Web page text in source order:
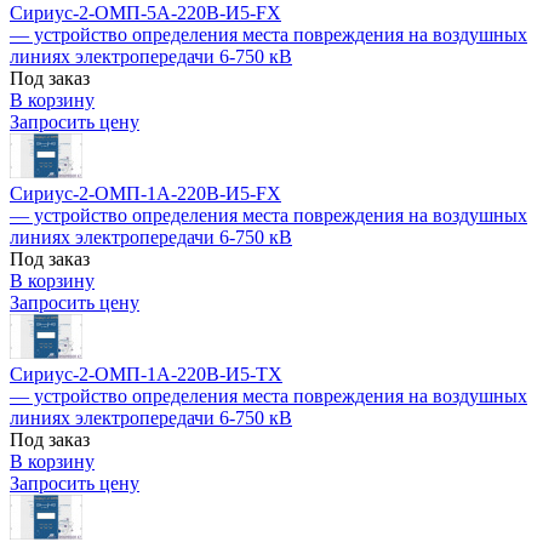
Сириус-2-ОМП-5А-220В-И5-FX
— устройство определения места повреждения на воздушных
линиях электропередачи 6-750 кВ
Под заказ
В корзину
Запросить цену
Сириус-2-ОМП-1А-220В-И5-FX
— устройство определения места повреждения на воздушных
линиях электропередачи 6-750 кВ
Под заказ
В корзину
Запросить цену
Сириус-2-ОМП-1А-220В-И5-TX
— устройство определения места повреждения на воздушных
линиях электропередачи 6-750 кВ
Под заказ
В корзину
Запросить цену